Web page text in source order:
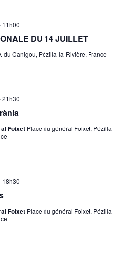
DU 14 JUILLET
11h00
du Canigou, Pézilla-la-Rivière, France
21h30
Foixet Place du général Foixet, Pézilla-
18h30
Foixet Place du général Foixet, Pézilla-